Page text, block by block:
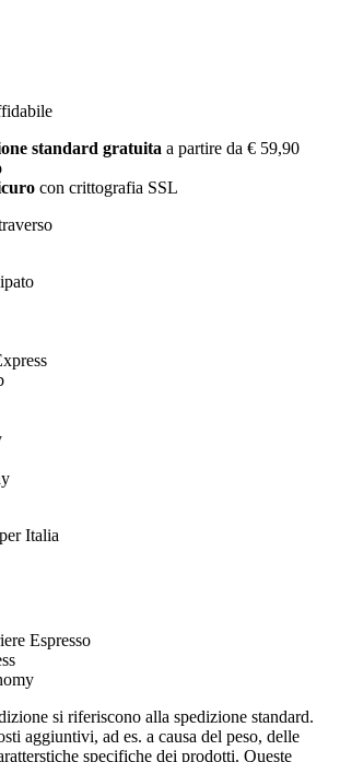
standard gratuita a partire da € 59,90
con crittografia SSL
Italia
si riferiscono alla spedizione standard.
aggiuntivi, ad es. a causa del peso, delle
specifiche dei prodotti. Queste